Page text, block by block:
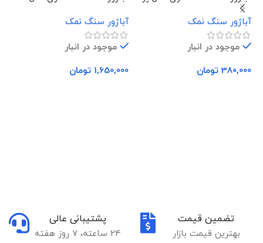
آباژور سنگ نمک
موجود در انبار
380,000 تومان
آباژور سنگ نمک
موجود در انبار
1,650,000 تومان
تضمین قیمت
بهترین قیمت بازار
پشتیبانی عالی
24 ساعته، 7 روز هفته